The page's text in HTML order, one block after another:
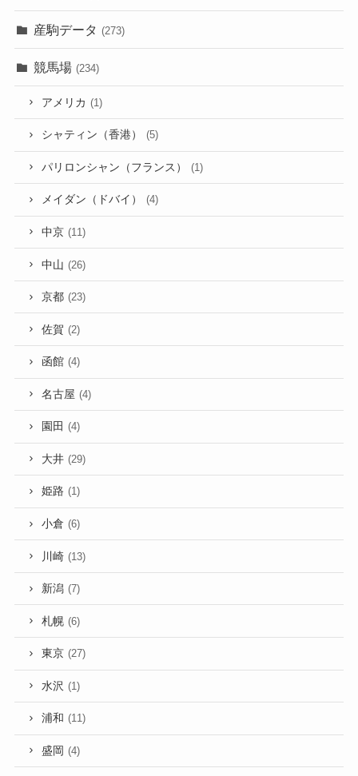
産駒データ (273)
競馬場 (234)
アメリカ (1)
シャティン（香港） (5)
パリロンシャン（フランス） (1)
メイダン（ドバイ） (4)
中京 (11)
中山 (26)
京都 (23)
佐賀 (2)
函館 (4)
名古屋 (4)
園田 (4)
大井 (29)
姫路 (1)
小倉 (6)
川崎 (13)
新潟 (7)
札幌 (6)
東京 (27)
水沢 (1)
浦和 (11)
盛岡 (4)